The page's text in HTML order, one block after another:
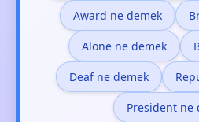
Award ne demek
Alone ne demek
Deaf ne demek
President ne